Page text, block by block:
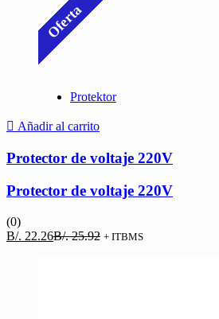
Oferta
Protektor
Añadir al carrito
Protector de voltaje 220V
Protector de voltaje 220V
(0)
B/. 22.26El
B/.25.92 El
+ ITBMS